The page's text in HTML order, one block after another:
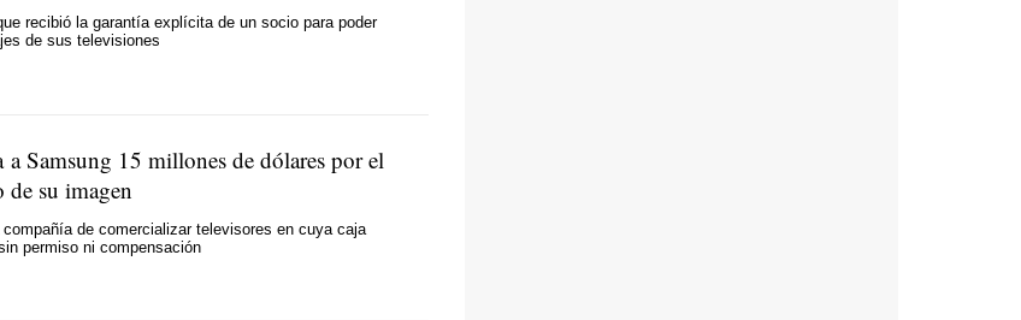
recibió la garantía explícita de un socio para poder
de sus televisiones
Samsung 15 millones de dólares por el
de su imagen
de comercializar televisores en cuya caja
permiso ni compensación